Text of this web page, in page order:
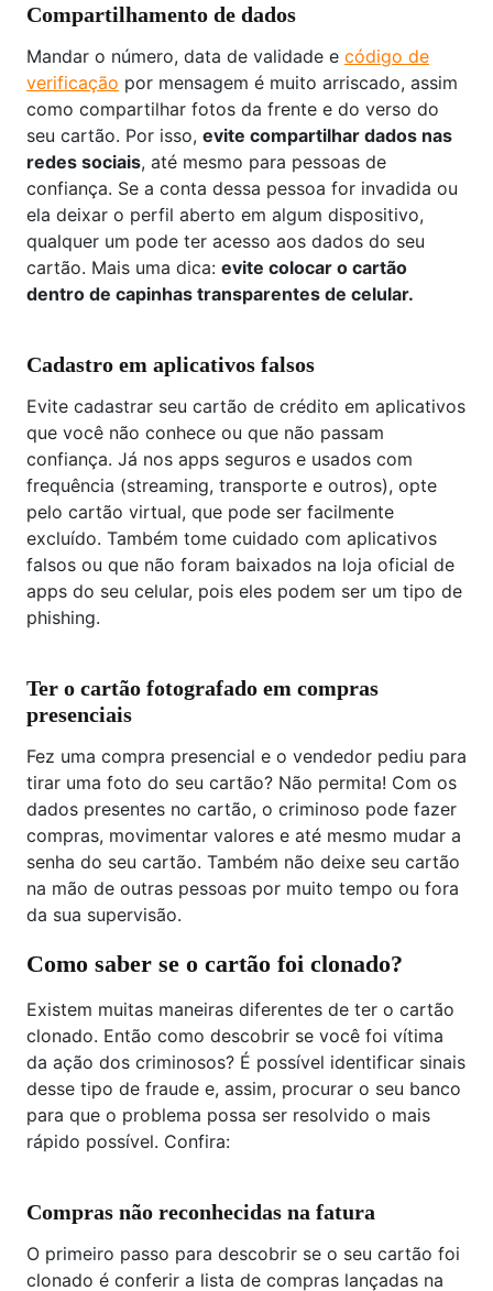
Compartilhamento de dados
Mandar o número, data de validade e código de
verificação por mensagem é muito arriscado, assim
como compartilhar fotos da frente e do verso do
seu cartão. Por isso, evite compartilhar dados nas
redes sociais, até mesmo para pessoas de
confiança. Se a conta dessa pessoa for invadida ou
ela deixar o perfil aberto em algum dispositivo,
qualquer um pode ter acesso aos dados do seu
cartão. Mais uma dica: evite colocar o cartão
dentro de capinhas transparentes de celular.
Cadastro em aplicativos falsos
Evite cadastrar seu cartão de crédito em aplicativos
que você não conhece ou que não passam
confiança. Já nos apps seguros e usados com
frequência (streaming, transporte e outros), opte
pelo cartão virtual, que pode ser facilmente
excluído. Também tome cuidado com aplicativos
falsos ou que não foram baixados na loja oficial de
apps do seu celular, pois eles podem ser um tipo de
phishing.
Ter o cartão fotografado em compras
presenciais
Fez uma compra presencial e o vendedor pediu para
tirar uma foto do seu cartão? Não permita! Com os
dados presentes no cartão, o criminoso pode fazer
compras, movimentar valores e até mesmo mudar a
senha do seu cartão. Também não deixe seu cartão
na mão de outras pessoas por muito tempo ou fora
da sua supervisão.
Como saber se o cartão foi clonado?
Existem muitas maneiras diferentes de ter o cartão
clonado. Então como descobrir se você foi vítima
da ação dos criminosos? É possível identificar sinais
desse tipo de fraude e, assim, procurar o seu banco
para que o problema possa ser resolvido o mais
rápido possível. Confira:
Compras não reconhecidas na fatura
O primeiro passo para descobrir se o seu cartão foi
clonado é conferir a lista de compras lançadas na